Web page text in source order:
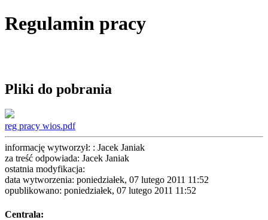
Regulamin pracy
Pliki do pobrania
reg pracy wios.pdf
informację wytworzył: : Jacek Janiak
za treść odpowiada: Jacek Janiak
ostatnia modyfikacja:
data wytworzenia: poniedziałek, 07 lutego 2011 11:52
opublikowano: poniedziałek, 07 lutego 2011 11:52
Centrala: